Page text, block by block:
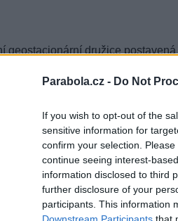
Parabola.cz - Do Not
If you wish to opt-out of the
sensitive information for
confirm your selection.
continue seeing interest-
information disclosed to third
further disclosure of your
participants. This information
Downstream Participants that
geostacionární družice
pro operátora ARSAT (Empresa
Anonima), s Airbus Defence
komponent.
na pozici 72°W, odkud bude
a datových služeb, telefonii a
vynesen také satelitIntelsat
operátora Intelsat
DTH služby v Latinské
Arsat-1 a Intelsat DLA-1 budou